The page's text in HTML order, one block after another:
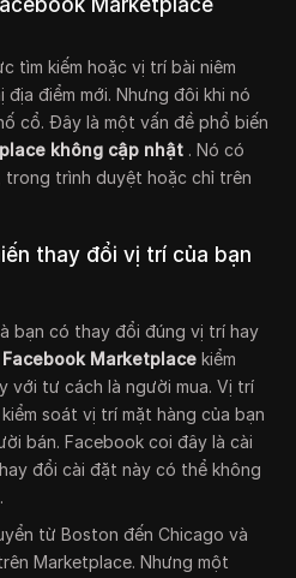
Marketplace
tìm kiếm hoặc vị trí bài niêm
điểm mới. Nhưng đôi khi nó
cổ. Đây là một vấn đề phổ biến
không cập nhật . Nó có
trình duyệt hoặc chỉ trên
thay đổi vị trí của bạn
bạn có thay đổi đúng vị trí hay
Marketplace kiểm
với tư cách là người mua. Vị trí
soát vị trí mặt hàng của bạn
bán. Facebook coi đây là cài
đổi cài đặt này có thể không
từ Boston đến Chicago và
Marketplace. Nhưng một